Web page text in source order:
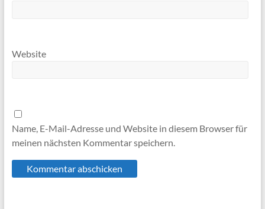
Website
Name, E-Mail-Adresse und Website in diesem Browser für
meinen nächsten Kommentar speichern.